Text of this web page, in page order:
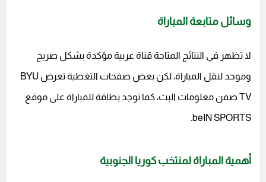
وسائل متابعة المباراة
لا تظهر في النتائج المتاحة قناة عربية مؤكدة بشكل صريح
وموحد لنقل المباراة، لكن بعض صفحات التغطية تعرض BYU
TV ضمن معلومات البث، كما توجد بطاقة للمباراة على موقع
beIN SPORTS.
أهمية المباراة لمنتخب كوريا الجنوبية